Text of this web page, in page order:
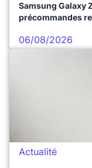
Samsung Galaxy
précommandes
06/08/2026
Actualité